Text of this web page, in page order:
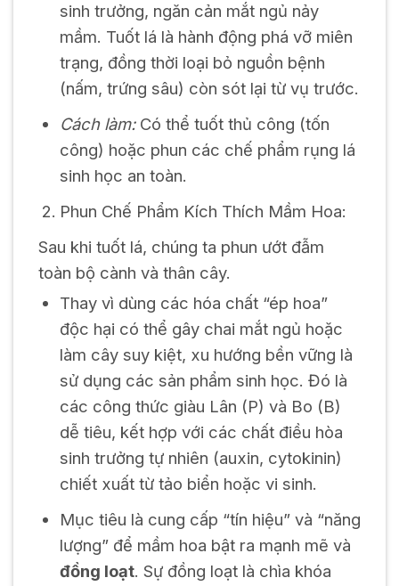
sinh trưởng, ngăn cản mắt ngủ nảy
mầm. Tuốt lá là hành động phá vỡ miên
trạng, đồng thời loại bỏ nguồn bệnh
(nấm, trứng sâu) còn sót lại từ vụ trước.
Cách làm:Có thể tuốt thủ công (tốn
công) hoặc phun các chế phẩm rụng lá
sinh học an toàn.
Phun Chế Phẩm Kích Thích Mầm Hoa:
Sau khi tuốt lá, chúng ta phun ướt đẫm
toàn bộ cành và thân cây.
Thay vì dùng các hóa chất “ép hoa”
độc hại có thể gây chai mắt ngủ hoặc
làm cây suy kiệt, xu hướng bền vững là
sử dụng các sản phẩm sinh học. Đó là
các công thức giàu Lân (P) và Bo (B)
dễ tiêu, kết hợp với các chất điều hòa
sinh trưởng tự nhiên (auxin, cytokinin)
chiết xuất từ tảo biển hoặc vi sinh.
Mục tiêu là cung cấp “tín hiệu” và “năng
lượng” để mầm hoa bật ra mạnh mẽ và
đồng loạt. Sự đồng loạt là chìa khóa